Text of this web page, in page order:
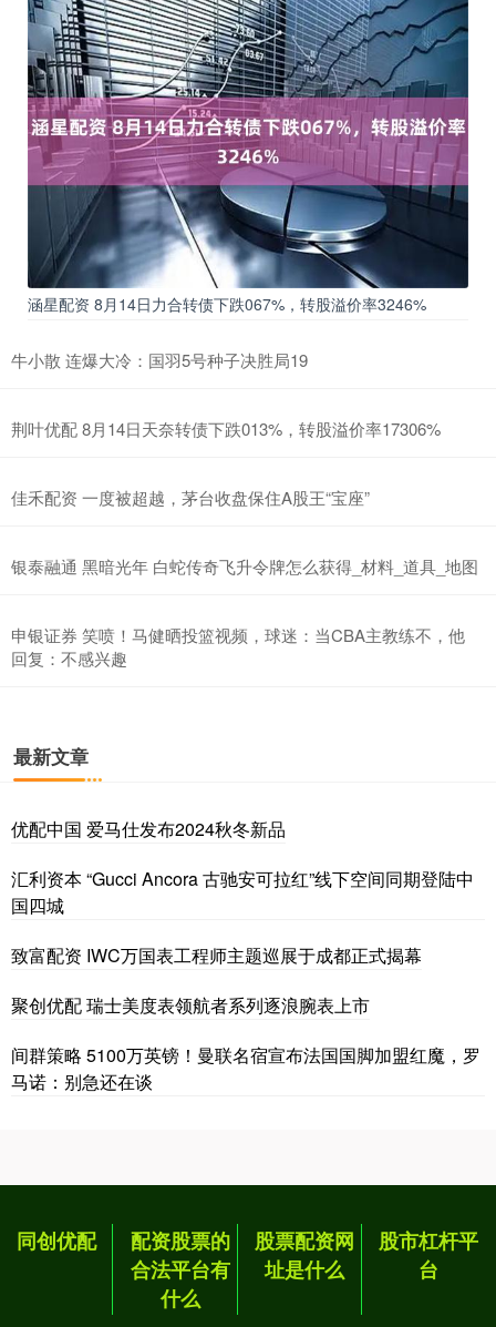
涵星配资 8月14日力合转债下跌067%，转股溢价率3246%
牛小散 连爆大冷：国羽5号种子决胜局19
荆叶优配 8月14日天奈转债下跌013%，转股溢价率17306%
佳禾配资 一度被超越，茅台收盘保住A股王“宝座”
银泰融通 黑暗光年 白蛇传奇飞升令牌怎么获得_材料_道具_地图
申银证券 笑喷！马健晒投篮视频，球迷：当CBA主教练不，他
回复：不感兴趣
最新文章
优配中国 爱马仕发布2024秋冬新品
汇利资本 “Gucci Ancora 古驰安可拉红”线下空间同期登陆中
国四城
致富配资 IWC万国表工程师主题巡展于成都正式揭幕
聚创优配 瑞士美度表领航者系列逐浪腕表上市
间群策略 5100万英镑！曼联名宿宣布法国国脚加盟红魔，罗
马诺：别急还在谈
同创优配
配资股票的
合法平台有
什么
股票配资网
址是什么
股市杠杆平
台